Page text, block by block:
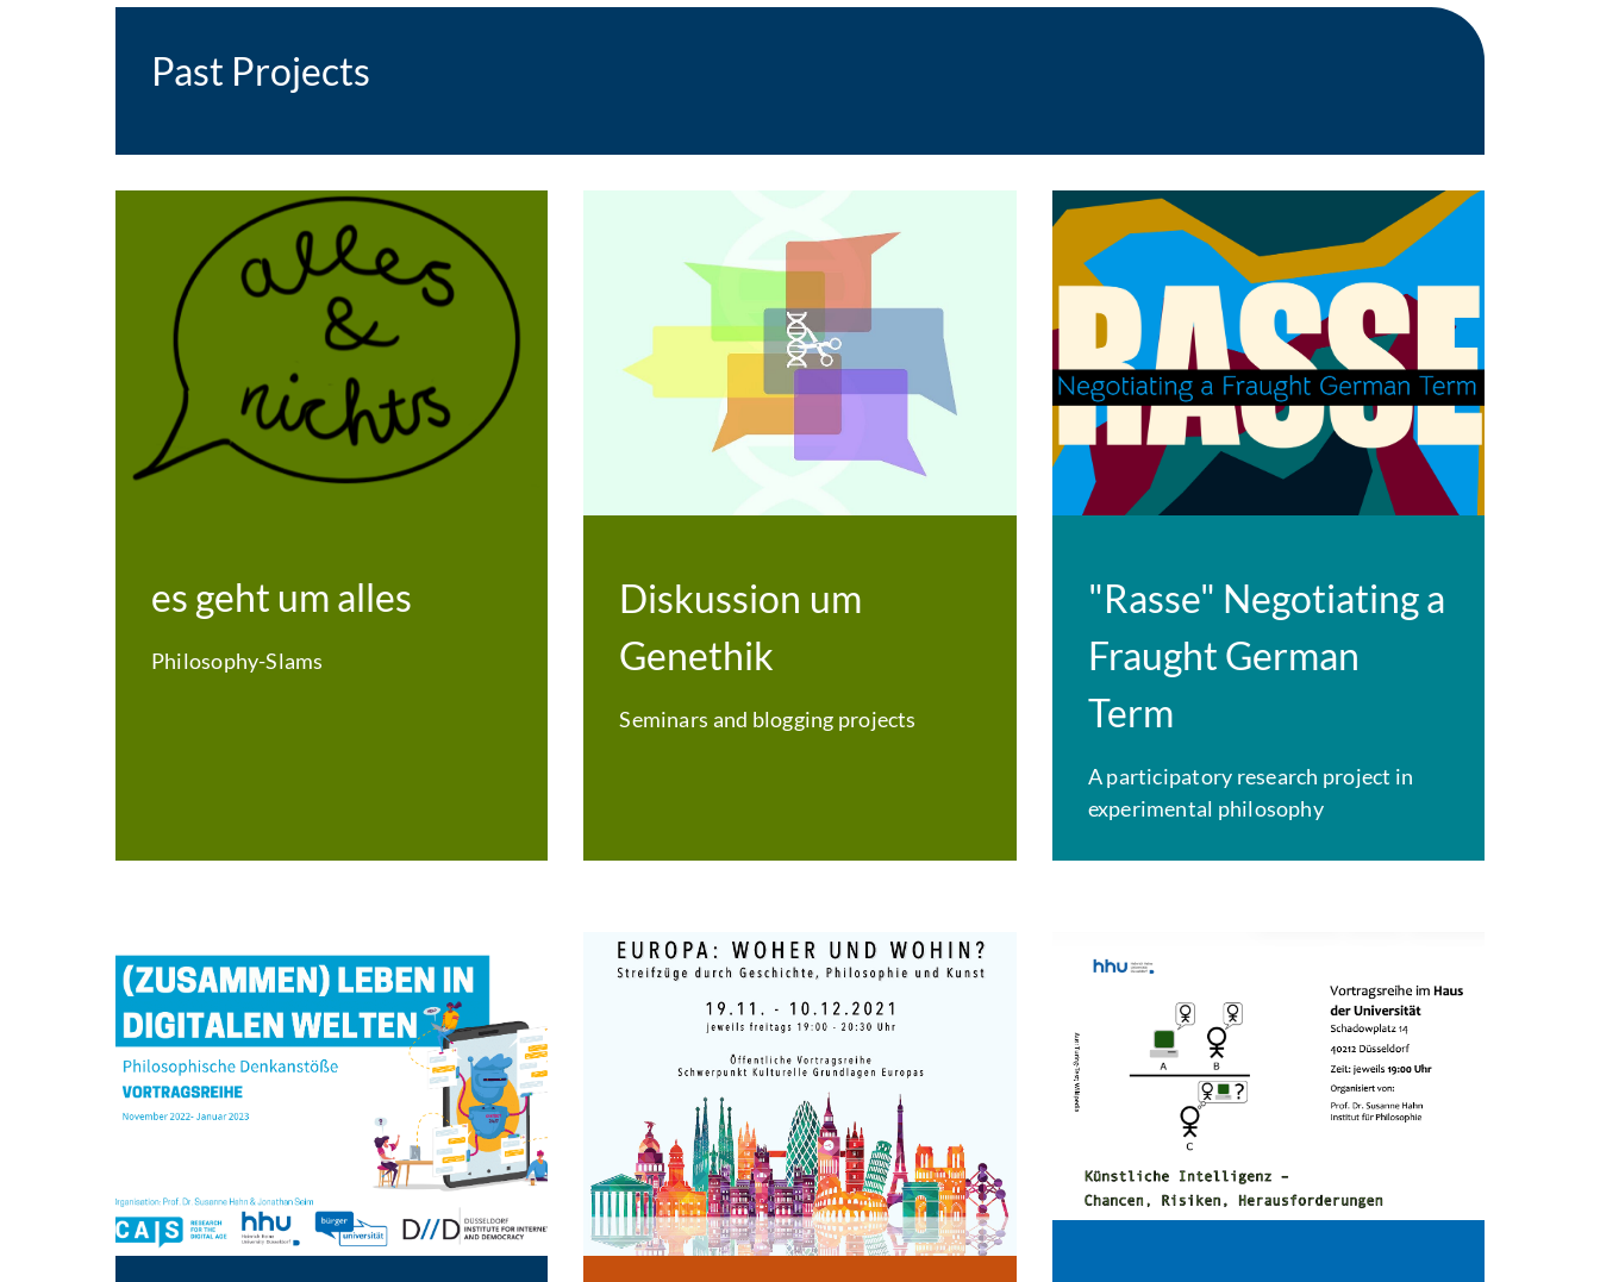
Past Projects
es geht um alles
Philosophy-Slams
Diskussion um
Genethik
Seminars and blogging projects
"Rasse" Negotiating a
Fraught German
Term
A participatory research project in
experimental philosophy